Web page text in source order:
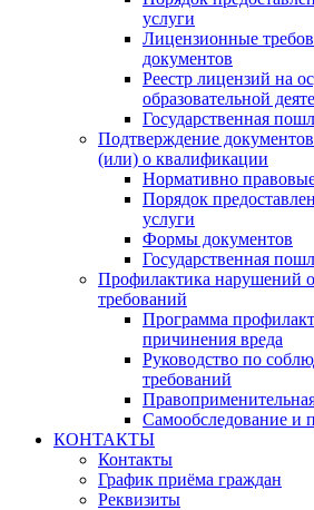
услуги
Лицензионные
документов
Реестр лицензий на
образовательной
Государственная
Подтверждение
(или) о квалификации
Нормативно
Порядок
услуги
Формы документов
Государственная
Профилактика нарушений
требований
Программа
причинения вреда
Руководство по
требований
Самообследование и
КОНТАКТЫ
Контакты
График приёма граждан
Реквизиты